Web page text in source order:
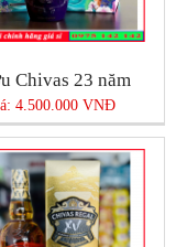
Chivas 23 năm
4.500.000 VNĐ